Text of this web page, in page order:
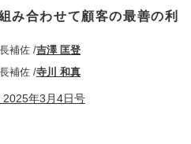
み合わせて顧客の最善の利
補佐 /吉澤 匡登
補佐 /寺川 和真
年3月4日号